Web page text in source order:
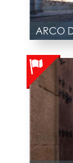
ARCO